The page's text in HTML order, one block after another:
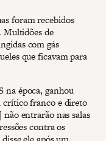
foram recebidos
Multidões de
com gás
que ficavam para
na época, ganhou
crítico franco e direto
entrarão nas salas
contra os